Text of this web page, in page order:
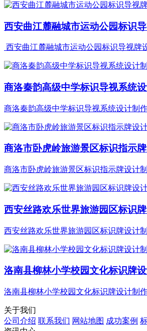
西安曲江麓融城市运动公园标识
西安曲江麓融城市运动公园标识导视牌
商洛秦韵高级中学标识导视系统
商洛秦韵高级中学标识导视系统设计制
商洛市卧虎岭旅游景区标识指示
商洛市卧虎岭旅游景区标识指示牌设计
西安丝路欢乐世界旅游园区标识
西安丝路欢乐世界旅游园区标识牌设计
洛南县柳林小学校园文化标识牌
洛南县柳林小学校园文化标识牌设计制
关于我们
公司介绍 联系我们 网站地图 成功案例